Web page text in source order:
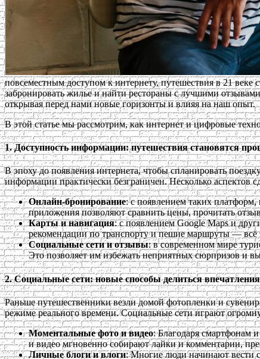
повсеместным доступом к интернету, путешествия в 21 веке
забронировать жилье и найти рестораны с лучшими
открывая перед нами новые горизонты и влияя на наш опыт.
В этой статье мы рассмотрим, как интернет и цифровые
1.Доступность информации: путешествия становятся
В эпоху до появления интернета, чтобы спланировать
информации практически безграничен. Несколько аспектов
Онлайн-бронирование: с появлением таких
приложения позволяют сравнить цены, прочитать
Карты и навигация: с появлением Google Maps и
рекомендации по транспорту и пешие маршруты — всё
Социальные сети и отзывы: в современном мире
Это позволяет им избежать неприятных сюрпризов и
2.Социальные сети: новые способы делиться
Раньше путешественники везли домой фотопленки и
режиме реального времени. Социальные сети играют
Моментальные фото и видео: Благодаря смартфонам
и видео мгновенно собирают лайки и комментарии,
Личные блоги и влоги: Многие люди начинают вести